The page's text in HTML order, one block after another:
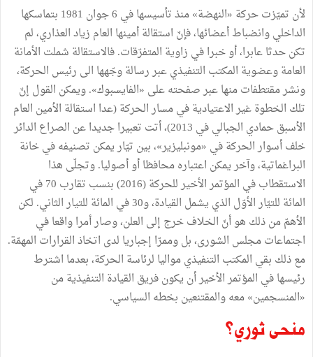
لأن تميّزت حركة «النهضة» منذ تأسيسها في 6 جوان 1981 بتماسكها
الداخلي وانضباط أعضائها، فإنّ استقالة أمينها العام زياد العذاري، لم
تكن حدثا عابرا، أو خبرا في زاوية المتفرّقات. فالاستقالة شملت الأمانة
العامة وعضوية المكتب التنفيذي عبر رسالة وجّهها الى رئيس الحركة،
ونشر مقتطفات منها عبر صفحته على «الفايسبوك». ويمكن القول إنّ
تلك الخطوة غير الاعتيادية في مسار الحركة (عدا استقالة الأمين العام
الأسبق حمادي الجبالي في 2013)، أتت تعبيرا جديدا عن الصراع الدائر
خلف أسوار الحركة في «مونبليزير»، بين تيّار يمكن تصنيفه في خانة
البراغماتية، وآخر يمكن اعتباره محافظا أو أصوليا. وتجلّى هذا
الاستقطاب في المؤتمر الأخير للحركة (2016) بنسب تقارب 70 في
المائة للتيّار الأوّل الذي يشمل القيادة، و30 في المائة للتيار الثاني. لكن
الأهمّ من ذلك هو أنّ الخلاف خرج إلى العلن، وصار أمرا واقعا في
اجتماعات مجلس الشورى، بل وممرّا إجباريا لدى اتخاذ القرارات المهمّة.
مع ذلك بقي المكتب التنفيذي مواليا لرئاسة الحركة، بعدما اشترط
رئيسها في المؤتمر الأخير أن يكون فريق القيادة التنفيذية من
«المنسجمين» معه والمقتنعين بخطه السياسي.
منحى ثوري؟